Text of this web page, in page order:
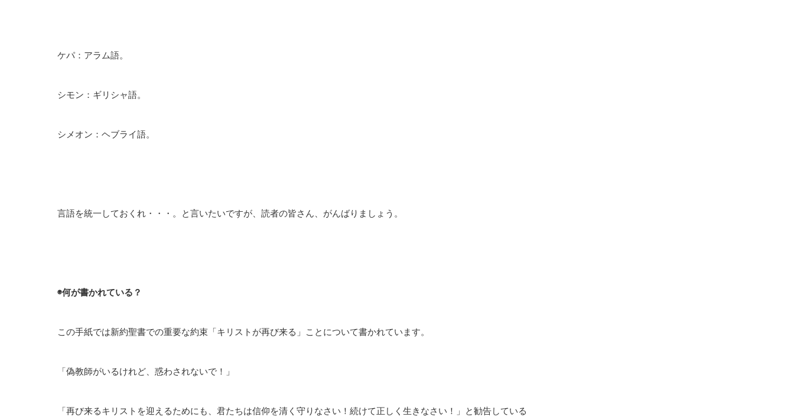
ケパ：アラム語。
シモン：ギリシャ語。
シメオン：ヘブライ語。
言語を統一しておくれ・・・。と言いたいですが、読者の皆さん、がんばりましょう。
◉何が書かれている？
この手紙では新約聖書での重要な約束「キリストが再び来る」ことについて書かれています。
「偽教師がいるけれど、惑わされないで！」
「再び来るキリストを迎えるためにも、君たちは信仰を清く守りなさい！続けて正しく生きなさい！」と勧告している